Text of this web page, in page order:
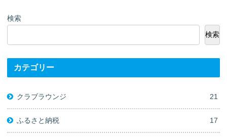
検索
検索
カテゴリー
クラブラウンジ 21
ふるさと納税 17